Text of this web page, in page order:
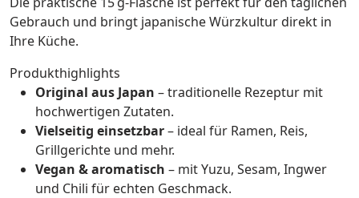
Gebrauch und bringt japanische Würzkultur direkt in
Ihre Küche.
Produkthighlights
Original aus Japan – traditionelle Rezeptur mit
hochwertigen Zutaten.
Vielseitig einsetzbar– ideal für Ramen, Reis,
Grillgerichte und mehr.
Vegan & aromatisch – mit Yuzu, Sesam, Ingwer
und Chili für echten Geschmack.